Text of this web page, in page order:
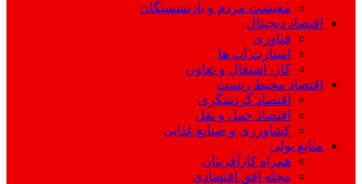
معیشت مردم و بازنشستگان
اقتصاد دیجیتال
فناوری
استارت اپ ها
کار، اشتغال و تعاون
اقتصاد محیط زیست
اقتصاد گردشگری
اقتصاد حمل و نقل
کشاورزی و صنایع غذایی
منابع پولی
همراه کارآفرینان
مجله افق اقتصادی